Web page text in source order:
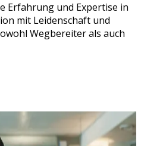
Erfahrung und Expertise in
mit Leidenschaft und
Wegbereiter als auch